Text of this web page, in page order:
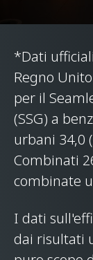
Emissioni
BODY
Number of
*Dati
Regno
per il
(SSG) a
urbani 34,0
Combinati
combinate
I dati
dai risultati